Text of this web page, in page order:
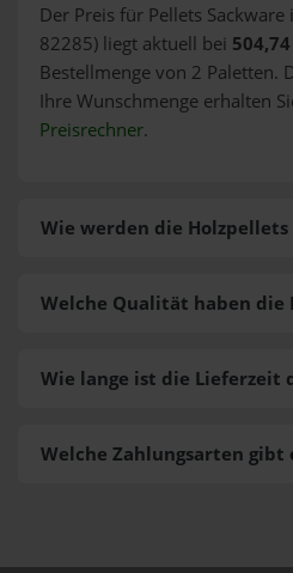
Der Preis für Pellets
82285) liegt aktuell bei
Bestellmenge von 2 Paletten.
Ihre Wunschmenge erhalten
Preisrechner.
Wie werden die
Welche Zahlungsarten gibt
Welche Qualität haben die
Wie lange ist die Lieferzeit